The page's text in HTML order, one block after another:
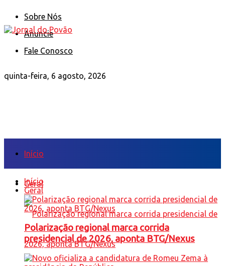
Sobre Nós
Anuncie
Fale Conosco
quinta-feira, 6 agosto, 2026
Início
Geral
Início
Geral
Polarização regional marca corrida
presidencial de 2026, aponta BTG/Nexus